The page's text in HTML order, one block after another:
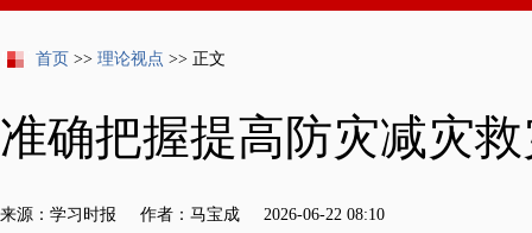
首页 >> 理论视点 >> 正文
准确把握提高防灾减灾
来源：学习时报 作者：马宝成 2026-06-22 08:10